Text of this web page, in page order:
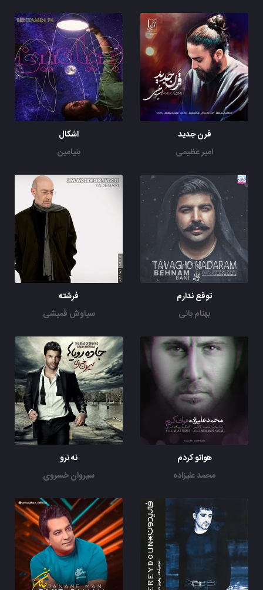
قرن جدید
امیر عظیمی
اشکال
بنیامین
توقع ندارم
بهنام بانی
فرشته
سیاوش قمیشی
هواتو کردم
محمد علیزاده
نه نرو
سیروان خسروی